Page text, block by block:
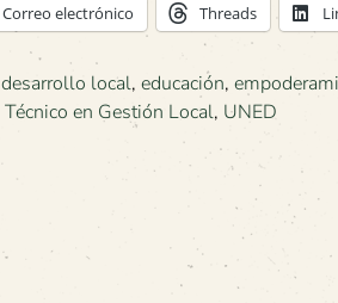
Correo electrónico Threads
desarrollo local, educación,
Técnico en Gestión Local, UNED